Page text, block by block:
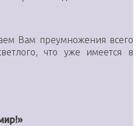
Вам преумножения всего
что уже имеется в